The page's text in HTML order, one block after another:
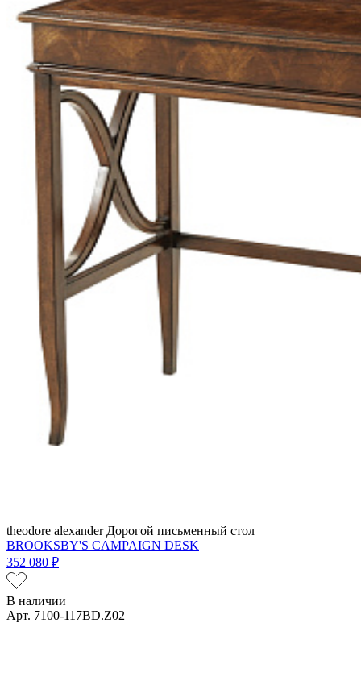
theodore alexander Дорогой письменный стол
BROOKSBY'S CAMPAIGN DESK
352 080 ₽
В наличии
Арт. 7100-117BD.Z02